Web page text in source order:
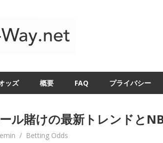
ッズ 概要 FAQ プライバシー
ル賭けの最新トレンドと
Betting Odds